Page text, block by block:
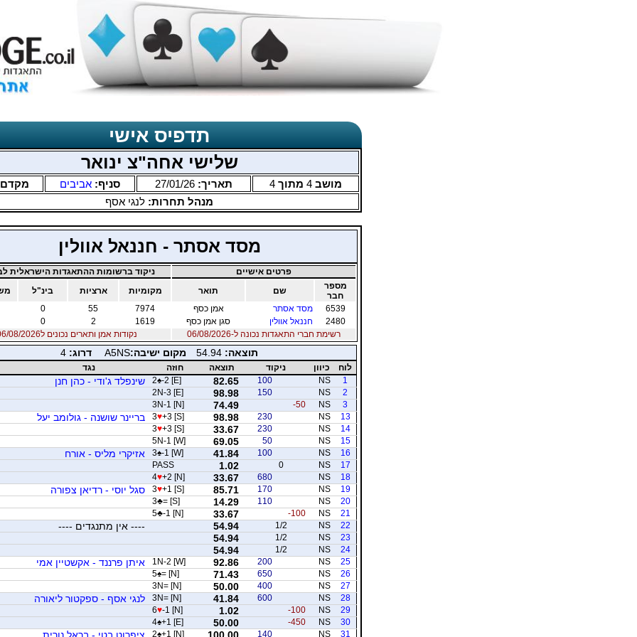
תדפיס אישי
שלישי אחה"צ ינואר
מושב 4 מתוך 4 תאריך: 27/01/26 סניף: אביבים
מנהל תחרות: לנגי אסף
מסד אסתר - חננאל אוולין
פרטים אישיים
ניקוד ברשומות ההתאגדות הישראלית
מספר
חבר
שם תואר מקומיות ארציות בינ"ל
6539
מסד אסתר אמן כסף 7974
55
0
2480
חננאל אוולין סגן אמן כסף 1619
2
0
רשימת חברי התאגדות נכונה ל-06/08/2026
נקודות אמן ותארים נכונים ל06/08/2026
תוצאה: 54.94 מקום ישיבה:A5NS דרוג: 4
לוח כיוון ניקוד תוצאה חוזה
נגד
1
NS
100
82.65
2♠-2 [E] שינפלד ג'ודי - כהן חנן
2
NS
150
98.98
2N-3 [E]
3
NS
-50
74.49
3N-1 [N]
13
NS
230
98.98
3♥+3 [S] בריינר שושנה - גולומב יעל
14
NS
230
33.67
3♥+3 [S]
15
NS
50
69.05
5N-1 [W]
16
NS
100
41.84
3♠-1 [W] אזיקרי מליס - אורח
17
NS
0
1.02
PASS
18
NS
680
33.67
4♥+2 [N]
19
NS
170
85.71
3♥+1 [S] סגל יוסי - רדיאן צפורה
20
NS
110
14.29
3♣= [S]
21
NS
-100
33.67
5♣-1 [N]
22
NS
1/2
54.94 ---- אין מתנגדים ----
23
NS
1/2
54.94
24
NS
1/2
54.94
25
NS
200
92.86
1N-2 [W] איתן פרננד - אקשטיין אמי
26
NS
650
71.43
5♠= [N]
27
NS
400
50.00
3N= [N]
28
NS
600
41.84
3N= [N] לנגי אסף - ספקטור ליאורה
29
NS
-100
1.02
6♥-1 [N]
30
NS
-450
50.00
4♠+1 [E]
31
NS
140
100.00
2♠+1 [N] ציפרוט בטי - בראל נורית